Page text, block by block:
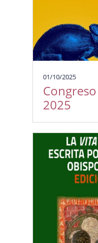
01/10/2025
2025